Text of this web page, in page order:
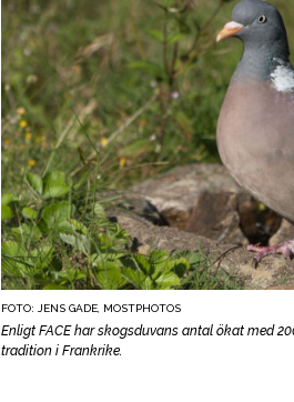
FOTO: JENS GADE, MOSTPHOTOS
Enligt FACE har skogsduvans antal ökat med
tradition i Frankrike.